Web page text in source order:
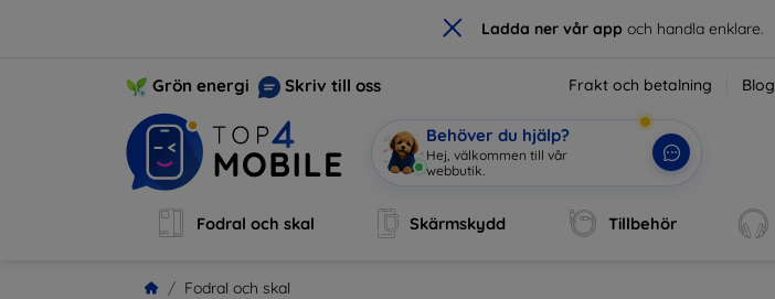
× Ladda ner vår app och handla enklare.
Grön energi Skriv till oss Frakt och betalning
Behöver du hjälp?
Jag är|
Fodral och skal Skärmskydd Tillbehör
Fodral och skal